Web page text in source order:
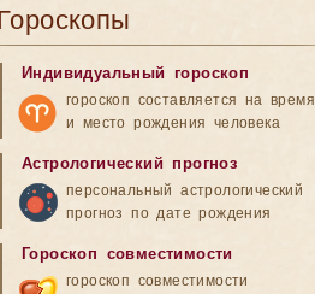
Индивидуальный гороскоп
гороскоп составляется на время
и место рождения человека
Астрологический прогноз
персональный астрологический
прогноз по дате рождения
Гороскоп совместимости
гороскоп совместимости